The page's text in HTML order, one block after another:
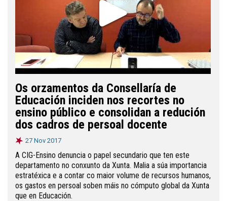
Os orzamentos da Consellaría de
Educación inciden nos recortes no
ensino público e consolidan a redución
dos cadros de persoal docente
27 Nov 2017
A CIG-Ensino denuncia o papel secundario que ten este
departamento no conxunto da Xunta. Malia a súa importancia
estratéxica e a contar co maior volume de recursos humanos,
os gastos en persoal soben máis no cómputo global da Xunta
que en Educación.